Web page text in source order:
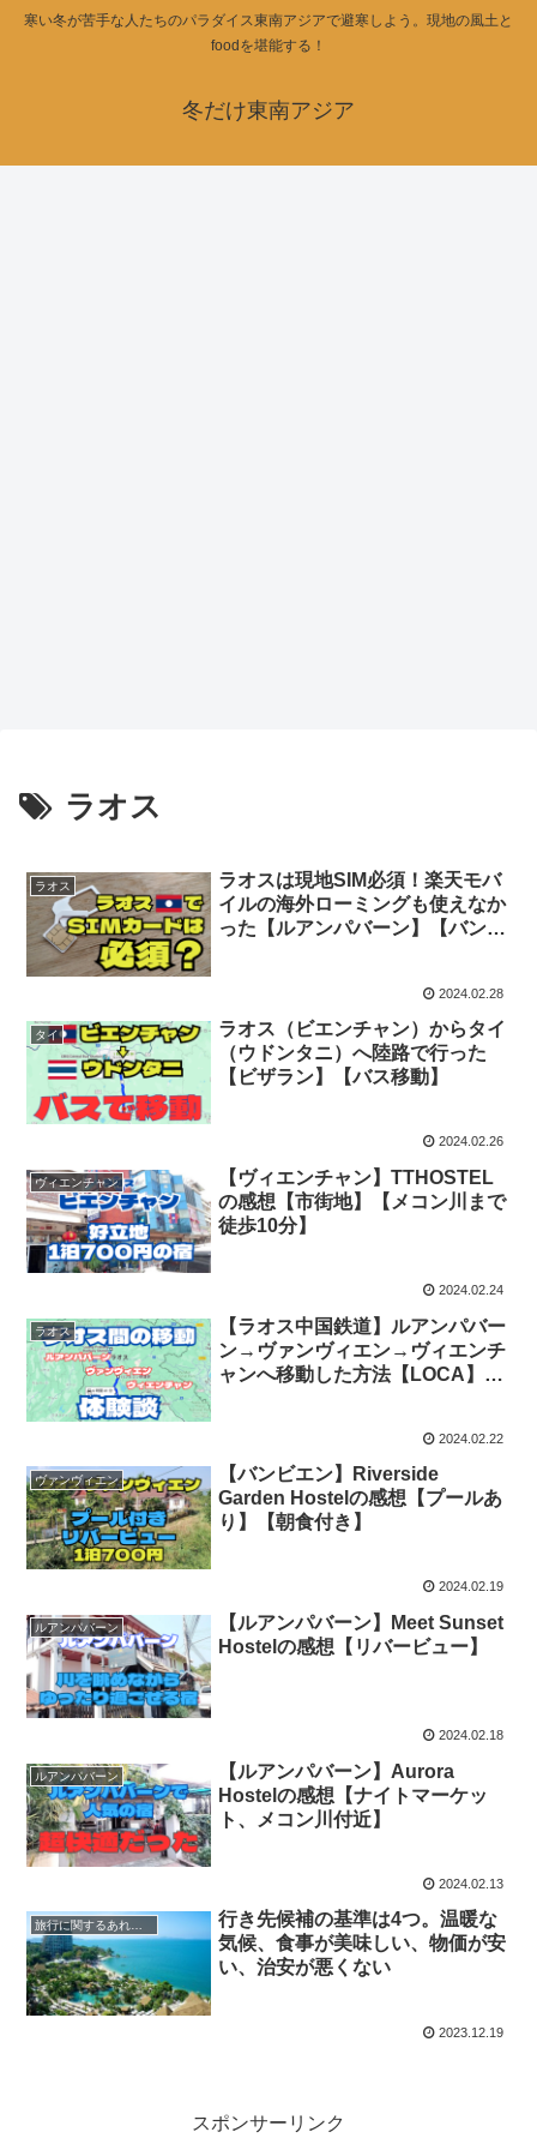
寒い冬が苦手な人たちのパラダイス東南アジアで避寒しよう。現地の風土と
foodを堪能する！
冬だけ東南アジア
ラオス
ラオス
ラオスは現地SIM必須！楽天モバ
イルの海外ローミングも使えなか
った【ルアンパバーン】【バンビ
2024.02.28
タイ
ラオス（ビエンチャン）からタイ
（ウドンタニ）へ陸路で行った
【ビザラン】【バス移動】
2024.02.26
ヴィエンチャン
【ヴィエンチャン】TTHOSTEL
の感想【市街地】【メコン川まで
徒歩10分】
2024.02.24
ラオス
【ラオス中国鉄道】ルアンパバー
ン→ヴァンヴィエン→ヴィエンチ
ャンへ移動した方法【LOCA】
2024.02.22
ヴァンヴィエン
【バンビエン】Riverside
Garden Hostelの感想【プールあ
り】【朝食付き】
2024.02.19
ルアンパバーン
【ルアンパバーン】Meet Sunset
Hostelの感想【リバービュー】
2024.02.18
ルアンパバーン
【ルアンパバーン】Aurora
Hostelの感想【ナイトマーケッ
ト、メコン川付近】
2024.02.13
行き先候補の基準は4つ。温暖な
気候、食事が美味しい、物価が安
い、治安が悪くない
2023.12.19
スポンサーリンク